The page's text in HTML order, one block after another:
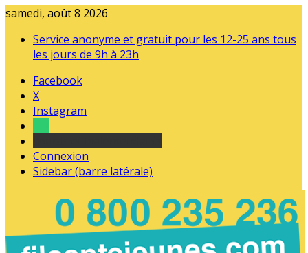
samedi, août 8 2026
Service anonyme et gratuit pour les 12-25 ans tous
les jours de 9h à 23h
Facebook
X
Instagram
Connexion
Sidebar (barre latérale)